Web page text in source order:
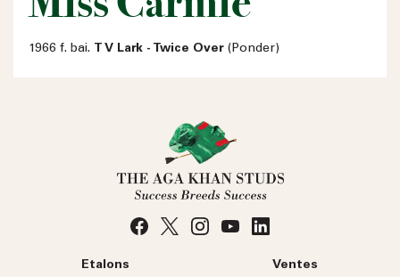
1966 f. bai. T V Lark - Twice Over (Ponder)
Etalons Ventes